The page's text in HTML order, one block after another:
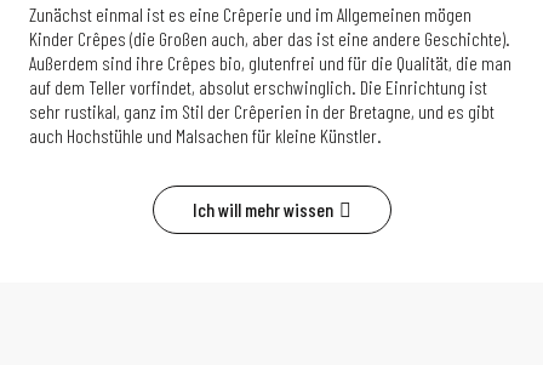
Zunächst einmal ist es eine Crêperie und im Allgemeinen mögen
Kinder Crêpes (die Großen auch, aber das ist eine andere Geschichte).
Außerdem sind ihre Crêpes bio, glutenfrei und für die Qualität, die man
auf dem Teller vorfindet, absolut erschwinglich. Die Einrichtung ist
sehr rustikal, ganz im Stil der Crêperien in der Bretagne, und es gibt
auch Hochstühle und Malsachen für kleine Künstler.
Ich will mehr wissen